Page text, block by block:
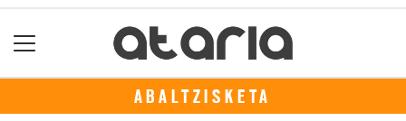
ABALTZISKETA